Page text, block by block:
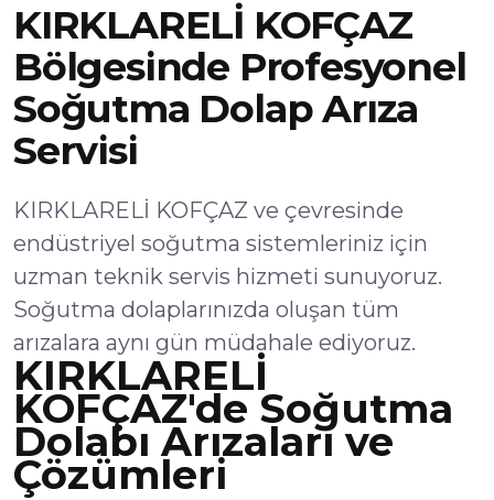
KIRKLARELİ KOFÇAZ
Bölgesinde Profesyonel
Soğutma Dolap Arıza
Servisi
KIRKLARELİ KOFÇAZ ve çevresinde
endüstriyel soğutma sistemleriniz için
uzman teknik servis hizmeti sunuyoruz.
Soğutma dolaplarınızda oluşan tüm
arızalara aynı gün müdahale ediyoruz.
KIRKLARELİ
KOFÇAZ'de Soğutma
Dolabı Arızaları ve
Çözümleri